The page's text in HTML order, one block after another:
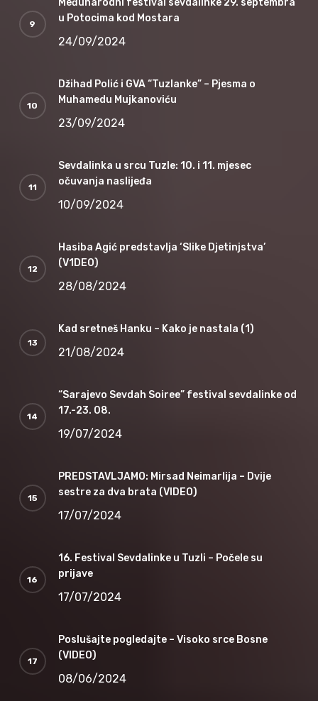
Međunarodni festival sevdalinke 29. septembra
u Potocima kod Mostara
24/09/2024
Džihad Polić i GVA “Tuzlanke” – Pjesma o
Muhamedu Mujkanoviću
23/09/2024
Sevdalinka u srcu Tuzle: 10. i 11. mjesec
očuvanja naslijeđa
10/09/2024
Hasiba Agić predstavlja ‘Slike Djetinjstva’
(V1DEO)
28/08/2024
Kad sretneš Hanku – Kako je nastala (1)
21/08/2024
“Sarajevo Sevdah Soiree” festival sevdalinke od
17.-23. 08.
19/07/2024
PREDSTAVLJAMO: Mirsad Neimarlija – Dvije
sestre za dva brata (VIDEO)
17/07/2024
16. Festival Sevdalinke u Tuzli – Počele su
prijave
17/07/2024
Poslušajte pogledajte – Visoko srce Bosne
(VIDEO)
08/06/2024